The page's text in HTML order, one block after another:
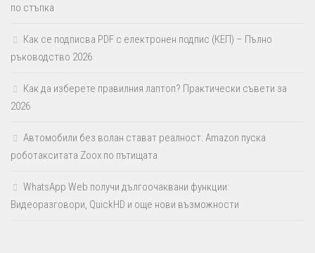
по стъпка
Как се подписва PDF с електронен подпис (КЕП) – Пълно
ръководство 2026
Как да изберете правилния лаптоп? Практически съвети за
2026
Автомобили без волан стават реалност: Amazon пуска
роботакситата Zoox по пътищата
WhatsApp Web получи дългоочаквани функции:
Видеоразговори, QuickHD и още нови възможности